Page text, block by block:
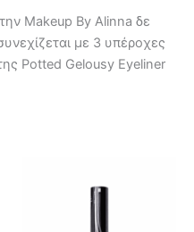
Makeup By Alinna δε
με 3 υπέροχες
Potted Gelousy Eyeliner